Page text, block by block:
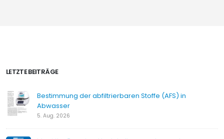
LETZTE BEITRÄGE
Bestimmung der abfiltrierbaren Stoffe (AFS) in
Abwasser
5. Aug. 2026